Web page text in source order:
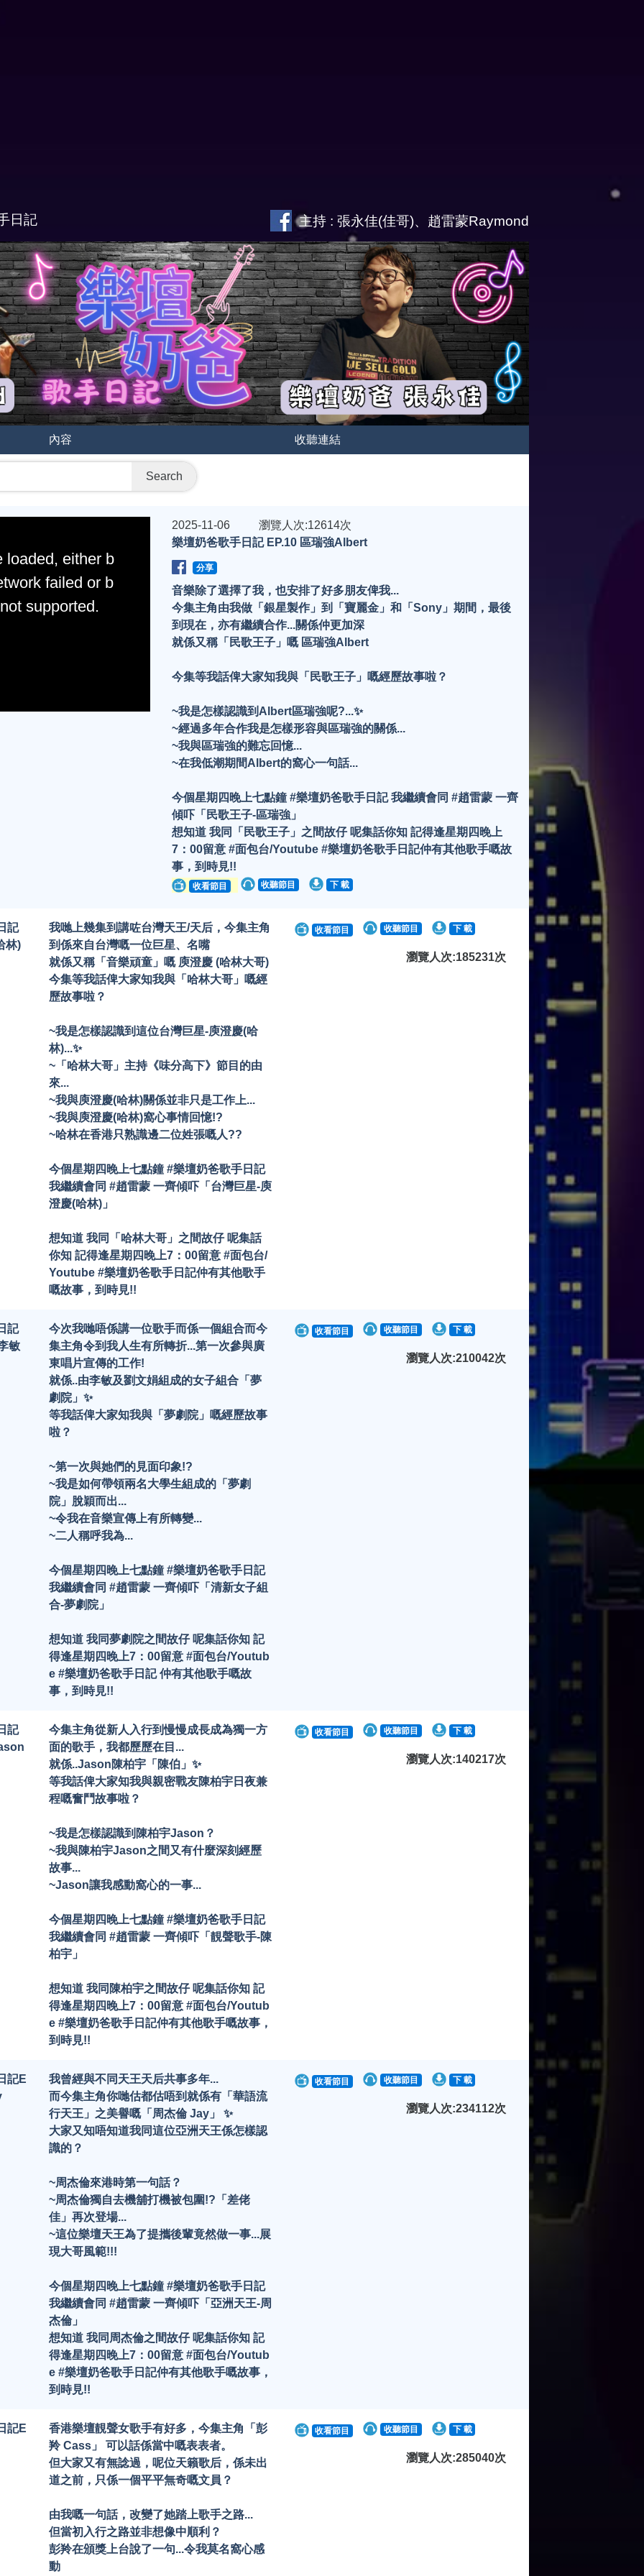
日記 主持 : 張永佳(佳哥)、趙雷蒙Raymond
內容 收聽連結
Search
loaded, either b
failed or b
supported.
2025-11-06
瀏覽人次:12614次
樂壇奶爸歌手日記 EP.10 區瑞強Albert
分享
音樂除了選擇了我，也安排了好多朋友俾我...
今集主角由我做「銀星製作」到「寶麗金」和「Sony」期間，最後
到現在，亦有繼續合作...關係仲更加深
就係又稱「民歌王子」嘅 區瑞強Albert
今集等我話俾大家知我與「民歌王子」嘅經歷故事啦？
~我是怎樣認識到Albert區瑞強呢?...✨
~經過多年合作我是怎樣形容與區瑞強的關係...
~我與區瑞強的難忘回憶...
~在我低潮期間Albert的窩心一句話...
今個星期四晚上七點鐘 #樂壇奶爸歌手日記 我繼續會同 #趙雷蒙 一齊
傾吓「民歌王子-區瑞強」
想知道 我同「民歌王子」之間故仔 呢集話你知 記得逢星期四晚上
7：00留意 #面包台/Youtube #樂壇奶爸歌手日記仲有其他歌手嘅故
事，到時見!!
收看節目 收聽節目 下 載
記
林)
我哋上幾集到講咗台灣天王/天后，今集主角
到係來自台灣嘅一位巨星、名嘴
就係又稱「音樂頑童」嘅 庾澄慶 (哈林大哥)
今集等我話俾大家知我與「哈林大哥」嘅經
歷故事啦？
~我是怎樣認識到這位台灣巨星-庾澄慶(哈
林)...✨
~「哈林大哥」主持《味分高下》節目的由
來...
~我與庾澄慶(哈林)關係並非只是工作上...
~我與庾澄慶(哈林)窩心事情回憶!?
~哈林在香港只熟識邊二位姓張嘅人??
今個星期四晚上七點鐘 #樂壇奶爸歌手日記
我繼續會同 #趙雷蒙 一齊傾吓「台灣巨星-庾
澄慶(哈林)」
想知道 我同「哈林大哥」之間故仔 呢集話
你知 記得逢星期四晚上7：00留意 #面包台/
Youtube #樂壇奶爸歌手日記仲有其他歌手
嘅故事，到時見!!
收看節目 收聽節目 下 載
瀏覽人次:185231次
記
敏
今次我哋唔係講一位歌手而係一個組合而今
集主角令到我人生有所轉折...第一次參與廣
東唱片宣傳的工作!
就係..由李敏及劉文娟組成的女子組合「夢
劇院」✨
等我話俾大家知我與「夢劇院」嘅經歷故事
啦？
~第一次與她們的見面印象!?
~我是如何帶領兩名大學生組成的「夢劇
院」脫穎而出...
~令我在音樂宣傳上有所轉變...
~二人稱呼我為...
今個星期四晚上七點鐘 #樂壇奶爸歌手日記
我繼續會同 #趙雷蒙 一齊傾吓「清新女子組
合-夢劇院」
想知道 我同夢劇院之間故仔 呢集話你知 記
得逢星期四晚上7：00留意 #面包台/Youtub
e #樂壇奶爸歌手日記 仲有其他歌手嘅故
事，到時見!!
收看節目 收聽節目 下 載
瀏覽人次:210042次
記
今集主角從新人入行到慢慢成長成為獨一方
面的歌手，我都歷歷在目...
就係..Jason陳柏宇「陳伯」✨
等我話俾大家知我與親密戰友陳柏宇日夜兼
程嘅奮鬥故事啦？
~我是怎樣認識到陳柏宇Jason？
~我與陳柏宇Jason之間又有什麼深刻經歷
故事...
~Jason讓我感動窩心的一事...
今個星期四晚上七點鐘 #樂壇奶爸歌手日記
我繼續會同 #趙雷蒙 一齊傾吓「靚聲歌手-陳
柏宇」
想知道 我同陳柏宇之間故仔 呢集話你知 記
得逢星期四晚上7：00留意 #面包台/Youtub
e #樂壇奶爸歌手日記仲有其他歌手嘅故事，
到時見!!
收看節目 收聽節目 下 載
瀏覽人次:140217次
記E
我曾經與不同天王天后共事多年...
而今集主角你哋估都估唔到就係有「華語流
行天王」之美譽嘅「周杰倫 Jay」 ✨
大家又知唔知道我同這位亞洲天王係怎樣認
識的？
~周杰倫來港時第一句話？
~周杰倫獨自去機舖打機被包圍!?「差佬
佳」再次登場...
~這位樂壇天王為了提攜後輩竟然做一事...展
現大哥風範!!!
今個星期四晚上七點鐘 #樂壇奶爸歌手日記
我繼續會同 #趙雷蒙 一齊傾吓「亞洲天王-周
杰倫」
想知道 我同周杰倫之間故仔 呢集話你知 記
得逢星期四晚上7：00留意 #面包台/Youtub
e #樂壇奶爸歌手日記仲有其他歌手嘅故事，
到時見!!
收看節目 收聽節目 下 載
瀏覽人次:234112次
記E
香港樂壇靚聲女歌手有好多，今集主角「彭
羚 Cass」 可以話係當中嘅表表者。
但大家又有無諗過，呢位天籟歌后，係未出
道之前，只係一個平平無奇嘅文員？
由我嘅一句話，改變了她踏上歌手之路...
但當初入行之路並非想像中順利？
彭羚在頒獎上台說了一句...令我莫名窩心感
動
收看節目 收聽節目 下 載
瀏覽人次:285040次